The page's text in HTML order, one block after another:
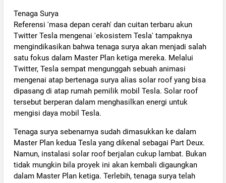
Tenaga Surya
Referensi 'masa depan cerah' dan cuitan terbaru akun
Twitter Tesla mengenai 'ekosistem Tesla' tampaknya
mengindikasikan bahwa tenaga surya akan menjadi salah
satu fokus dalam Master Plan ketiga mereka. Melalui
Twitter, Tesla sempat mengunggah sebuah animasi
mengenai atap bertenaga surya alias solar roof yang bisa
dipasang di atap rumah pemilik mobil Tesla. Solar roof
tersebut berperan dalam menghasilkan energi untuk
mengisi daya mobil Tesla.
Tenaga surya sebenarnya sudah dimasukkan ke dalam
Master Plan kedua Tesla yang dikenal sebagai Part Deux.
Namun, instalasi solar roof berjalan cukup lambat. Bukan
tidak mungkin bila proyek ini akan kembali digaungkan
dalam Master Plan ketiga. Terlebih, tenaga surya telah